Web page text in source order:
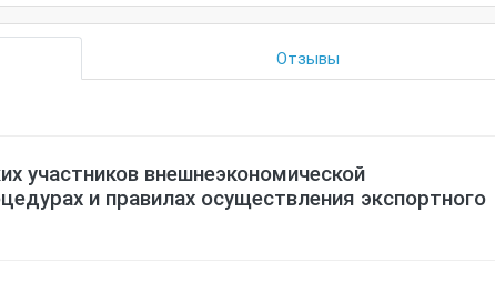
Отзывы
участников внешнеэкономической
и правилах осуществления экспортного